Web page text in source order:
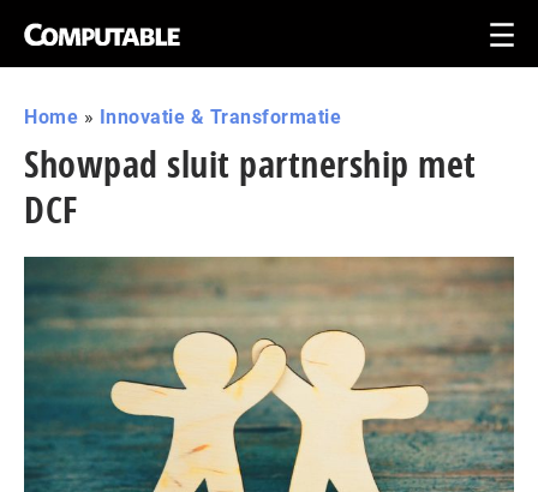
Home » Innovatie & Transformatie
Showpad sluit partnership met
DCF